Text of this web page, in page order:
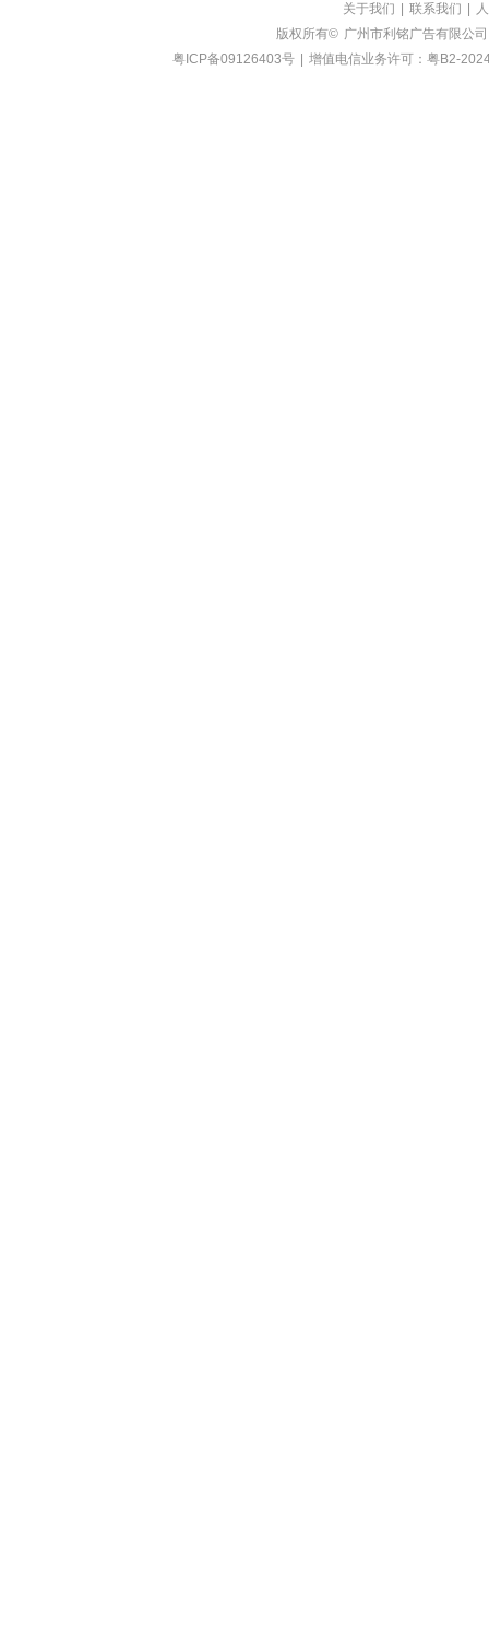
关于我们 联系我们
版权所有© 广州市利铭广告有限公司
粤ICP备09126403号
增值电信业务许可：粤B2-